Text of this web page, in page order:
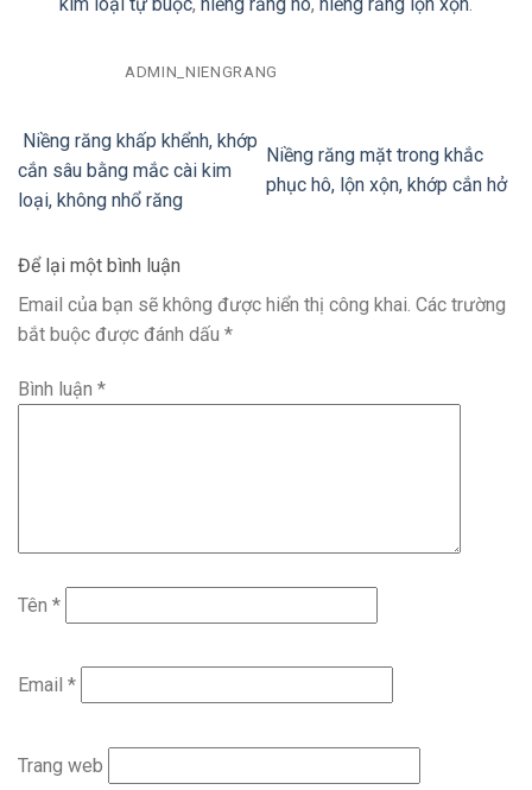
ADMIN_NIENGRANG
Niềng răng khấp khểnh, khớp
cắn sâu bằng mắc cài kim
loại, không nhổ răng
Niềng răng mặt trong khắc
phục hô, lộn xộn, khớp cắn hở
Để lại một bình luận
Email của bạn sẽ không được hiển thị công khai. Các trường
bắt buộc được đánh dấu *
Bình luận *
Tên *
Email *
Trang web